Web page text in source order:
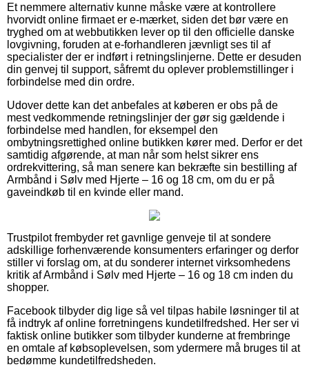
Et nemmere alternativ kunne måske være at kontrollere
hvorvidt online firmaet er e-mærket, siden det bør være en
tryghed om at webbutikken lever op til den officielle danske
lovgivning, foruden at e-forhandleren jævnligt ses til af
specialister der er indført i retningslinjerne. Dette er desuden
din genvej til support, såfremt du oplever problemstillinger i
forbindelse med din ordre.
Udover dette kan det anbefales at køberen er obs på de
mest vedkommende retningslinjer der gør sig gældende i
forbindelse med handlen, for eksempel den
ombytningsrettighed online butikken kører med. Derfor er det
samtidig afgørende, at man når som helst sikrer ens
ordrekvittering, så man senere kan bekræfte sin bestilling af
Armbånd i Sølv med Hjerte – 16 og 18 cm, om du er på
gaveindkøb til en kvinde eller mand.
Trustpilot frembyder ret gavnlige genveje til at sondere
adskillige forhenværende konsumenters erfaringer og derfor
stiller vi forslag om, at du sonderer internet virksomhedens
kritik af Armbånd i Sølv med Hjerte – 16 og 18 cm inden du
shopper.
Facebook tilbyder dig lige så vel tilpas habile løsninger til at
få indtryk af online forretningens kundetilfredshed. Her ser vi
faktisk online butikker som tilbyder kunderne at frembringe
en omtale af købsoplevelsen, som ydermere må bruges til at
bedømme kundetilfredsheden.